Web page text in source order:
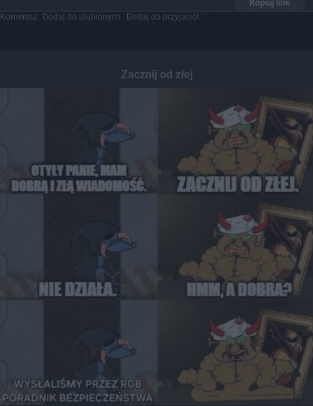
Kopiuj link
Komentuj Dodaj do ulubionych Dodaj do przyjaciół
Zacznij od złej